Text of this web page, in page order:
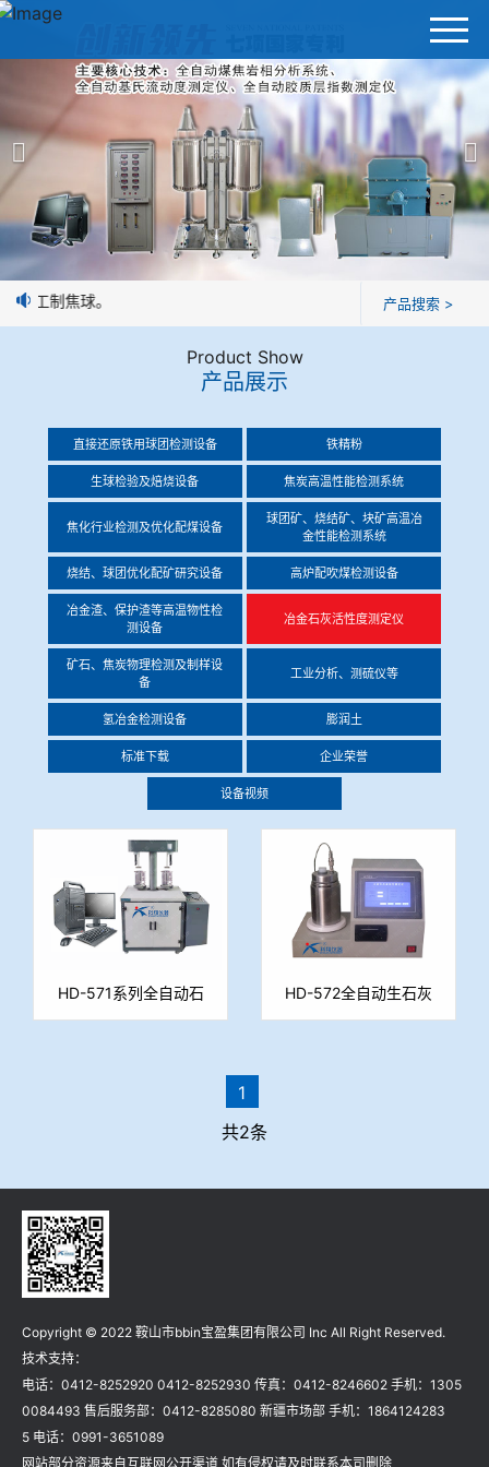
产品展示 ＞
焦炭高温性能检测系统
焦化行业检测及优化配煤设备
球团矿/烧结矿/块矿高温冶金性能检测系统
烧结/球团优化配矿研究设备
高炉配吹煤检测设备
冶金石灰活性度测定仪
矿石、焦炭物理检测及制样设备
工业分析、测硫仪等
公司简介
新闻中心
企业业绩
企业荣誉
联系bbin宝盈集团
人工制焦球。 产品搜索 >
Product Show
产品展示
直接还原铁用球团检测设备 铁精粉
生球检验及焙烧设备 焦炭高温性能检测系统
焦化行业检测及优化配煤设备
球团矿、烧结矿、块矿高温冶
金性能检测系统
烧结、球团优化配矿研究设备 高炉配吹煤检测设备
冶金渣、保护渣等高温物性检
测设备
冶金石灰活性度测定仪
矿石、焦炭物理检测及制样设
备
工业分析、测硫仪等
氢冶金检测设备 膨润土
标准下载 企业荣誉
设备视频
HD-571系列全自动石
灰活性度测定仪
HD-572全自动生石灰
活性测定仪
1
共2条
Copyright © 2022 鞍山市bbin宝盈集团有限公司 Inc All Right Reserved.
技术支持：
电话：0412-8252920 0412-8252930 传真：0412-8246602 手机：1305
0084493 售后服务部：0412-8285080 新疆市场部 手机：1864124283
5 电话：0991-3651089
网站部分资源来自互联网公开渠道 如有侵权请及时联系本司删除